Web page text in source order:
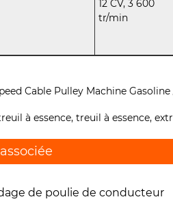
12 CV, 3 600
tr/min
à essence, treuil à essence,
de poulie de conducteur